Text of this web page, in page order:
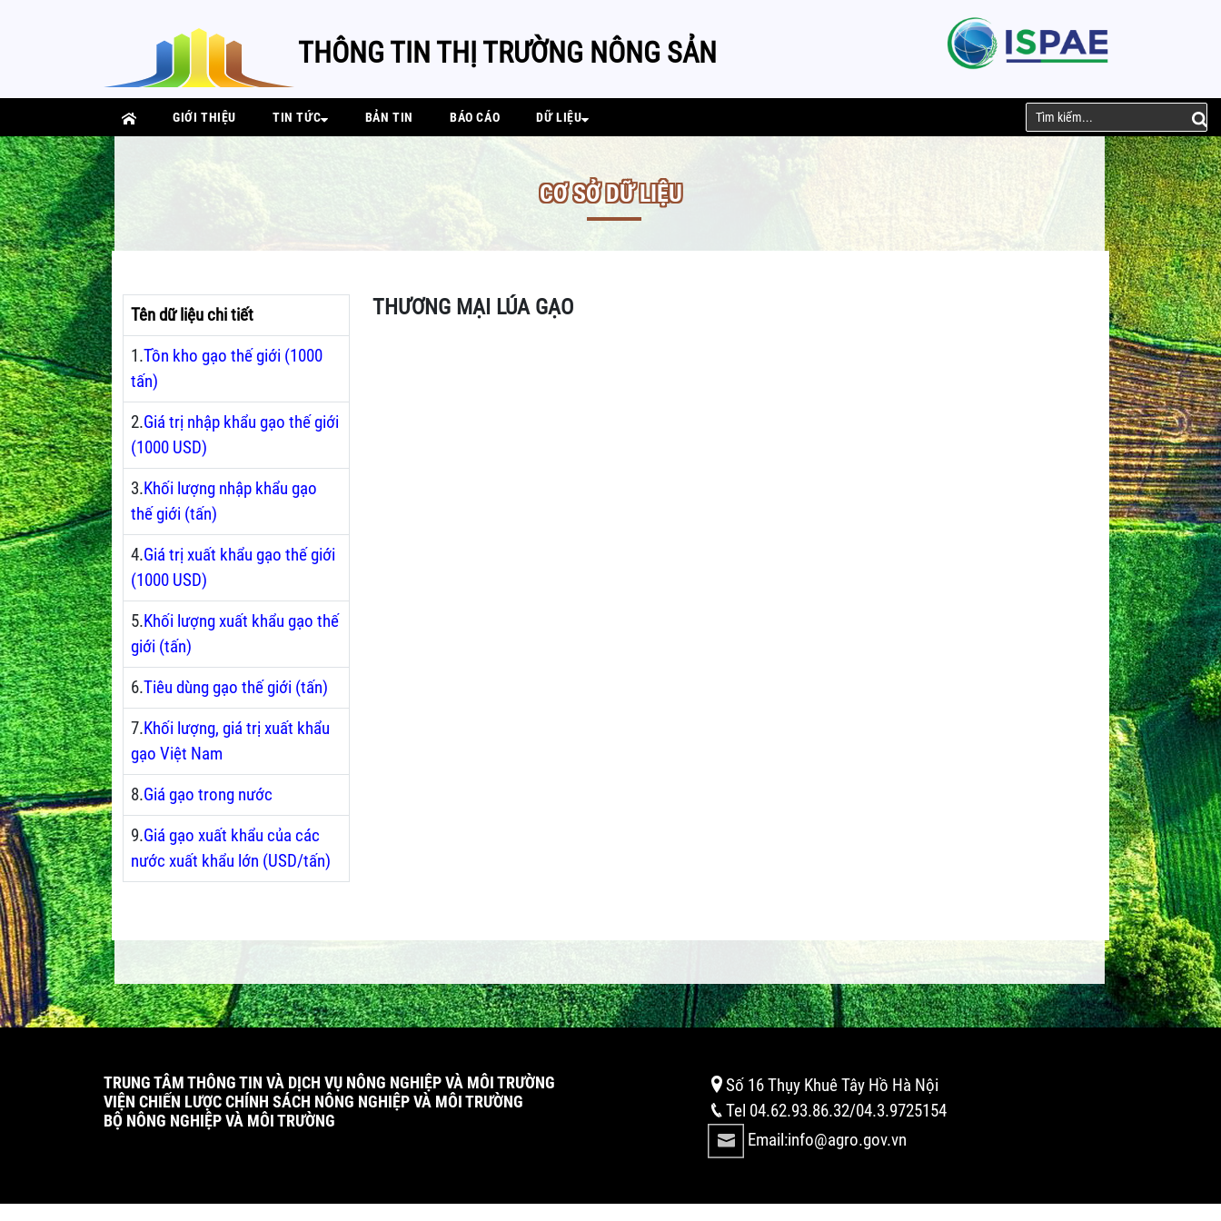
THÔNG TIN THỊ TRƯỜNG NÔNG SẢN
GIỚI THIỆU TIN TỨC BẢN TIN BÁO CÁO DỮ LIỆU
CƠ SỞ DỮ LIỆU
Tên dữ liệu chi tiết
1.Tồn kho gạo thế giới (1000
tấn)
2.Giá trị nhập khẩu gạo thế giới
(1000 USD)
3.Khối lượng nhập khẩu gạo
thế giới (tấn)
4.Giá trị xuất khẩu gạo thế giới
(1000 USD)
5.Khối lượng xuất khẩu gạo thế
giới (tấn)
6.Tiêu dùng gạo thế giới (tấn)
7.Khối lượng, giá trị xuất khẩu
gạo Việt Nam
8.Giá gạo trong nước
9.Giá gạo xuất khẩu của các
nước xuất khẩu lớn (USD/tấn)
THƯƠNG MẠI LÚA GẠO
TRUNG TÂM THÔNG TIN VÀ DỊCH VỤ NÔNG NGHIỆP VÀ MÔI TRƯỜNG
VIỆN CHIẾN LƯỢC CHÍNH SÁCH NÔNG NGHIỆP VÀ MÔI TRƯỜNG
BỘ NÔNG NGHIỆP VÀ MÔI TRƯỜNG
Số 16 Thụy Khuê Tây Hồ Hà Nội
Tel 04.62.93.86.32/04.3.9725154
Email:info@agro.gov.vn